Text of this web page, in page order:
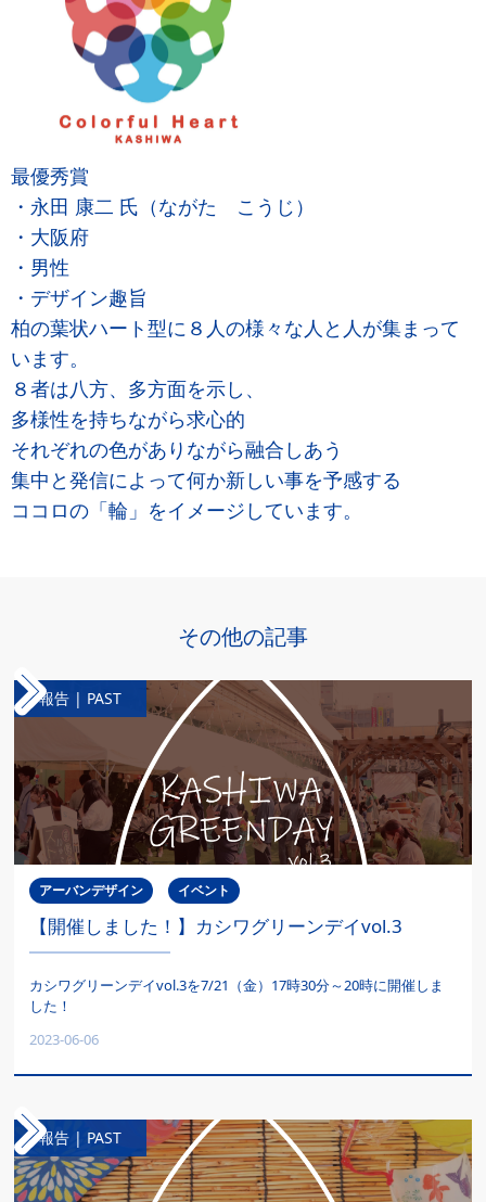
最優秀賞
・永田 康二 氏（ながた こうじ）
・大阪府
・男性
・デザイン趣旨
柏の葉状ハート型に８人の様々な人と人が集まって
います。
８者は八方、多方面を示し、
多様性を持ちながら求心的
それぞれの色がありながら融合しあう
集中と発信によって何か新しい事を予感する
ココロの「輪」をイメージしています。
その他の記事
報告 | PAST
アーバンデザイン イベント
【開催しました！】カシワグリーンデイvol.3
カシワグリーンデイvol.3を7/21（金）17時30分～20時に開催しま
した！
2023-06-06
報告 | PAST